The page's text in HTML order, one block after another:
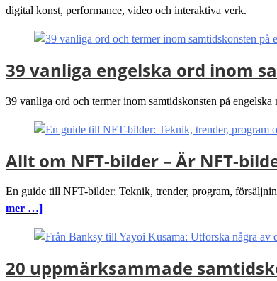
digital konst, performance, video och interaktiva verk.
39 vanliga engelska ord inom
39 vanliga ord och termer inom samtidskonsten på
Allt om NFT-bilder – Är NFT-
En guide till NFT-bilder: Teknik, trender, program,
mer …]
20 uppmärksammade